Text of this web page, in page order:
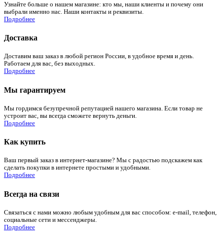
Узнайте больше о нашем магазине: кто мы, наши клиенты и почему они
выбрали именно нас. Наши контакты и реквизиты.
Подробнее
Доставка
Доставим ваш заказ в любой регион России, в удобное время и день.
Работаем для вас, без выходных.
Подробнее
Мы гарантируем
Мы гордимся безупречной репутацией нашего магазина. Если товар не
устроит вас, вы всегда сможете вернуть деньги.
Подробнее
Как купить
Ваш первый заказ в интернет-магазине? Мы с радостью подскажем как
сделать покупки в интернете простыми и удобными.
Подробнее
Всегда на связи
Связаться с нами можно любым удобным для вас способом: e-mail, телефон,
социальные сети и мессенджеры.
Подробнее